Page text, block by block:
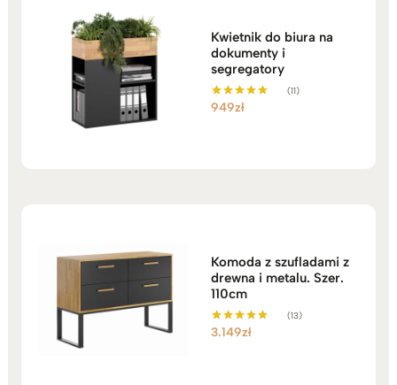
Kwietnik do biura na
dokumenty i
segregatory
Oceniono
(11)
949zł
Komoda z szufladami z
drewna i metalu. Szer.
110cm
Oceniono
(13)
3.149zł